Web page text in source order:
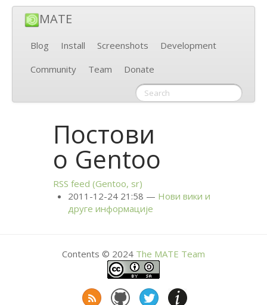
MATE
Blog Install Screenshots
Development
Community
Team Donate
Постови
о Gentoo
RSS feed (Gentoo, sr)
2011-12-24 21:58
Нови вики и
друге информације
Contents © 2024 The MATE Team